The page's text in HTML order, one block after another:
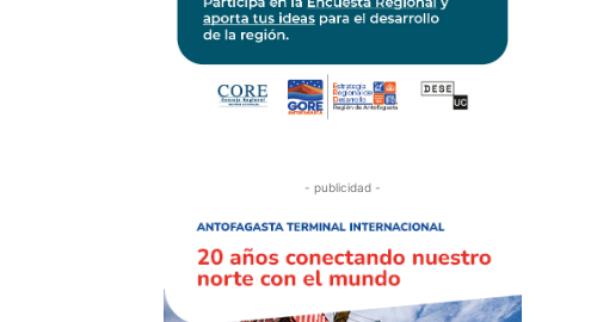
- publicidad -